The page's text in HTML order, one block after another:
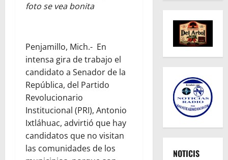
foto se vea bonita
Penjamillo, Mich.- En
intensa gira de trabajo el
candidato a Senador de la
República, del Partido
Revolucionario
Institucional (PRI), Antonio
Ixtláhuac, advirtió que hay
candidatos que no visitan
las comunidades de los
NOTICIS